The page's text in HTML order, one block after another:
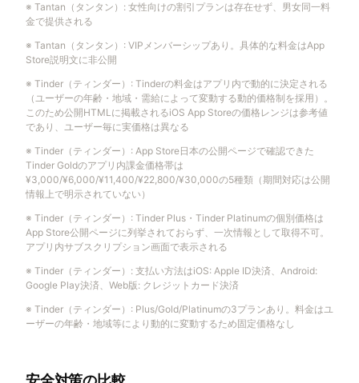
※ Tantan（タンタン） : 女性向けの割引プランは存在せず、男女同一料
金で提供される
※ Tantan（タンタン） : VIPメンバーシップあり。具体的な料金はApp
Store説明文に非公開
※ Tinder（ティンダー） : Tinderの料金はアプリ内で動的に決定される
（ユーザーの年齢・地域・需給によって変動する動的価格制を採用）。
このため公開HTMLに掲載されるiOS App Storeの価格レンジは参考値
であり、ユーザー毎に実価格は異なる
※ Tinder（ティンダー） : App Store日本の公開ページで確認できた
Tinder Goldのアプリ内課金価格帯は
¥3,000/¥6,000/¥11,400/¥22,800/¥30,000の5種類（期間対応は公開
情報上で明示されていない）
※ Tinder（ティンダー） : Tinder Plus・Tinder Platinumの個別価格は
App Store公開ページに列挙されておらず、一次情報として取得不可。
アプリ内サブスクリプション画面で表示される
※ Tinder（ティンダー） : 支払い方法はiOS: Apple ID決済、Android:
Google Play決済、Web版: クレジットカード決済
※ Tinder（ティンダー） : Plus/Gold/Platinumの3プランあり。料金はユ
ーザーの年齢・地域等により動的に変動するため固定価格なし